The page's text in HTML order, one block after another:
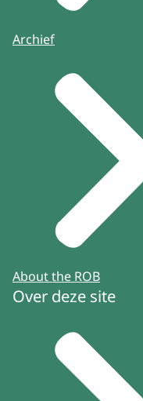
Archief
About the ROB
Over deze site